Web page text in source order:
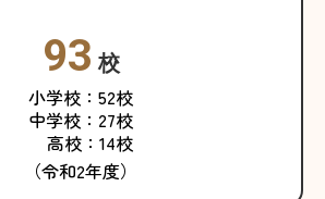
93 校
小学校：52校
中学校：27校
高校：14校
（令和2年度）